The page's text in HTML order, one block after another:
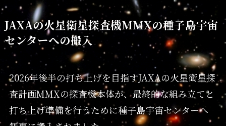
JAXAの火星衛星探査機MMXの種子島宇宙
センターへの搬入
2026年後半の打ち上げを目指すJAXAの火星衛星探
査計画MMXの探査機本体が、最終的な組み立てと
打ち上げ準備を行うために種子島宇宙センターへ